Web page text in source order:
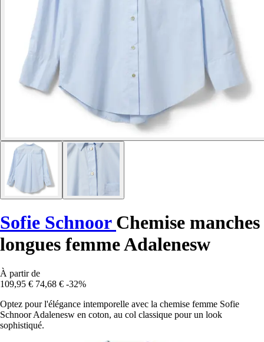
Sofie Schnoor Chemise manches
longues femme Adalenesw
À partir de
109,95 € 74,68 € -32%
Optez pour l'élégance intemporelle avec la chemise femme Sofie
Schnoor Adalenesw en coton, au col classique pour un look
sophistiqué.